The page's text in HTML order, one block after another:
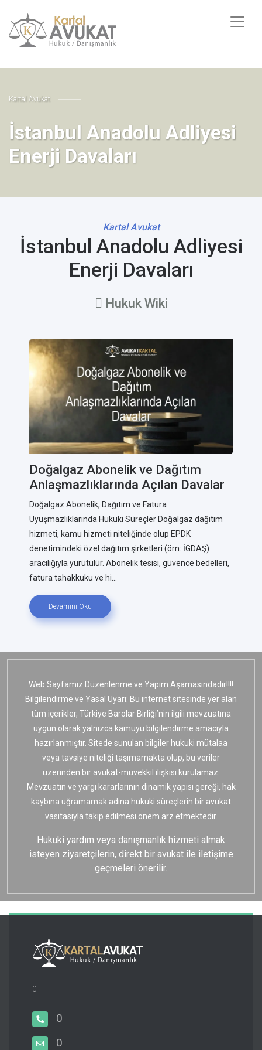
Kartal Avukat
İstanbul Anadolu Adliyesi
Enerji Davaları
Kartal Avukat
İstanbul Anadolu Adliyesi
Enerji Davaları
Hukuk Wiki
Doğalgaz Abonelik ve Dağıtım
Anlaşmazlıklarında Açılan Davalar
Doğalgaz Abonelik, Dağıtım ve Fatura
Uyuşmazlıklarında Hukuki Süreçler Doğalgaz dağıtım
hizmeti, kamu hizmeti niteliğinde olup EPDK
denetimindeki özel dağıtım şirketleri (örn: İGDAŞ)
aracılığıyla yürütülür. Abonelik tesisi, güvence bedelleri,
fatura tahakkuku ve hi...
Devamını Oku
Web Sayfamız Düzenlenme ve Yapım Aşamasındadır!!!!
Bilgilendirme ve Yasal Uyarı: Bu internet sitesinde yer alan
tüm içerikler, Türkiye Barolar Birliği’nin ilgili mevzuatına
uygun olarak yalnızca kamuyu bilgilendirme amacıyla
hazırlanmıştır. Sitede sunulan bilgiler hukuki mütalaa
veya tavsiye niteliği taşımamakta olup, bu veriler
üzerinden bir avukat-müvekkil ilişkisi kurulamaz.
Mevzuatın ve yargı kararlarının dinamik yapısı gereği, hak
kaybına uğramamak adına hukuki süreçlerin bir avukat
vasıtasıyla takip edilmesi önem arz etmektedir.
Hukuki yardım veya danışmanlık hizmeti almak
isteyen ziyaretçilerin, direkt bir avukat ile iletişime
geçmeleri önerilir.
0
0
0